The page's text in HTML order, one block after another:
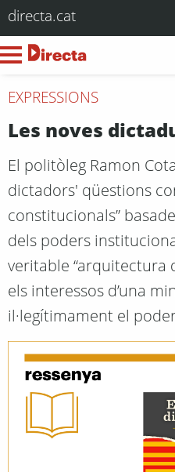
directa.cat
EXPRESSIONS
Les noves
El politòleg Ramon
dictadors' qüestions
constitucionals”
dels poders
veritable “arquitectura
els interessos d’una
il·legítimament el